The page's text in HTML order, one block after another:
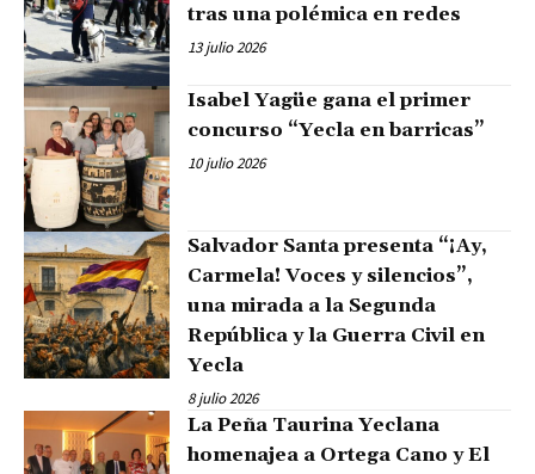
tras una polémica en redes
13 julio 2026
Isabel Yagüe gana el primer
concurso “Yecla en barricas”
10 julio 2026
Salvador Santa presenta “¡Ay,
Carmela! Voces y silencios”,
una mirada a la Segunda
República y la Guerra Civil en
Yecla
8 julio 2026
La Peña Taurina Yeclana
homenajea a Ortega Cano y El